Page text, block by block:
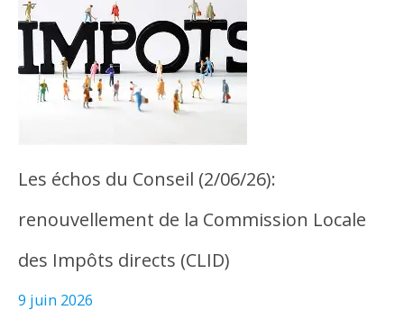
Les échos du Conseil (2/06/26):
renouvellement de la Commission Locale
des Impôts directs (CLID)
9 juin 2026